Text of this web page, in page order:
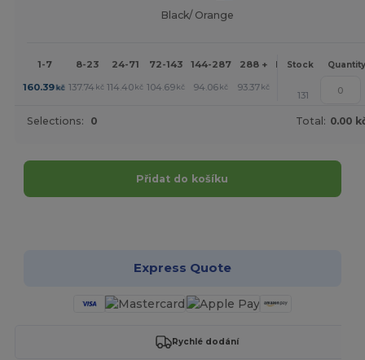
Black/ Orange
1-7 8-23 24-71 72-143 144-287 288 + MoreStock Quantity
160.39kč 137.74 kč 114.40 kč 104.69 kč 94.06 kč 93.37 kč
131
Selections: 0 Total: 0.00
Přidat do košíku
Express Quote
Rychlé dodání